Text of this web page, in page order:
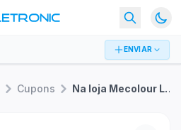
ENVIAR
Cupons Na loja Mecolour Loja Oficial: R$3 OFF na loja toda